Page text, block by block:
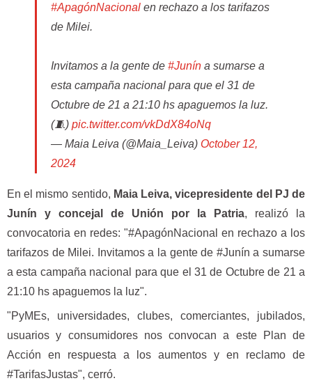
#ApagónNacional en rechazo a los tarifazos
de Milei.
Invitamos a la gente de #Junín a sumarse a
esta campaña nacional para que el 31 de
Octubre de 21 a 21:10 hs apaguemos la luz.
(🧵) pic.twitter.com/vkDdX84oNq
— Maia Leiva (@Maia_Leiva) October 12,
2024
En el mismo sentido, Maia Leiva, vicepresidente del PJ de
Junín y concejal de Unión por la Patria, realizó la
convocatoria en redes: "#ApagónNacional en rechazo a los
tarifazos de Milei. Invitamos a la gente de #Junín a sumarse
a esta campaña nacional para que el 31 de Octubre de 21 a
21:10 hs apaguemos la luz".
"PyMEs, universidades, clubes, comerciantes, jubilados,
usuarios y consumidores nos convocan a este Plan de
Acción en respuesta a los aumentos y en reclamo de
#TarifasJustas", cerró.